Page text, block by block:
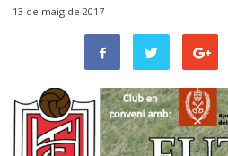
13 de maig de 2017